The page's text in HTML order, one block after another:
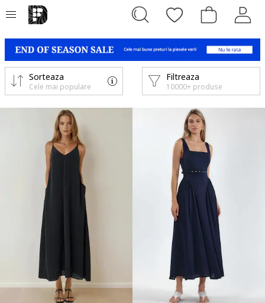
Filtreaza
10000+ produse
Sorteaza
Cele mai populare